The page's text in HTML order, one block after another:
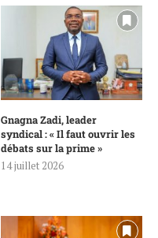
Gnagna Zadi, leader
syndical : « Il faut ouvrir les
débats sur la prime »
14 juillet 2026